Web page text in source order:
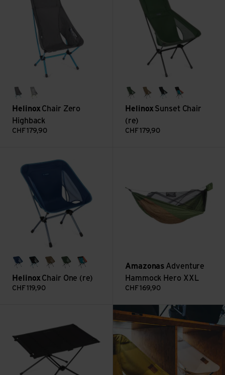
blackgrey
Helinox Chair Zero
Highback
CHF179,90
forest green
coyote tan
blackheritage
Helinox Sunset Chair
(re)
CHF179,90
blue block
blackcoyote tan
forest green
heritage multi block
Helinox Chair One (re)
CHF119,90
Amazonas Adventure
Hammock Hero XXL
CHF169,90
Lire plus : Helinox: la marque